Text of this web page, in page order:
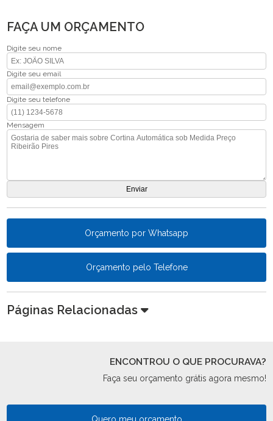
FAÇA UM ORÇAMENTO
Digite seu nome
Digite seu email
Digite seu telefone
Mensagem
Orçamento por Whatsapp
Orçamento pelo Telefone
Páginas Relacionadas
ENCONTROU O QUE PROCURAVA?
Faça seu orçamento grátis agora mesmo!
Quero meu orçamento